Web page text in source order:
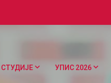
СТУДИЈЕ УПИС 2026